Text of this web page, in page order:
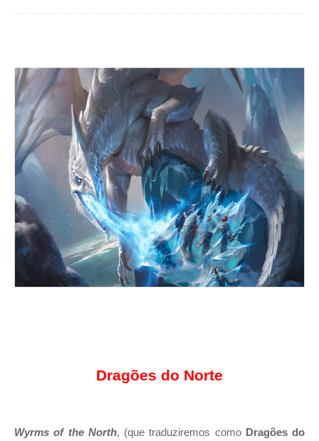
Dragões do Norte
Wyrms of the North, (que traduziremos como Dragões do